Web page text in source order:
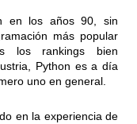
en los años 90, sin
más popular
los rankings bien
Python es a día
uno en general.
en la experiencia de